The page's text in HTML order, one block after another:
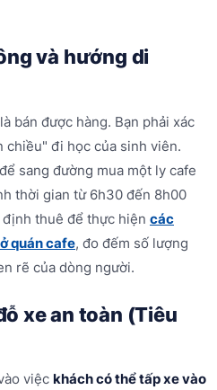
và hướng di
bán được hàng. Bạn phải xác
chiều" đi học của sinh viên.
sang đường mua một ly cafe
thời gian từ 6h30 đến 8h00
thuê để thực hiện các
quán cafe, đo đếm số lượng
rẽ của dòng người.
xe an toàn (Tiêu
việc khách có thể tấp xe vào